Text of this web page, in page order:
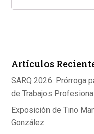
Artículos
SARQ 2026: Prórroga
de Trabajos
Exposición de Tino
González